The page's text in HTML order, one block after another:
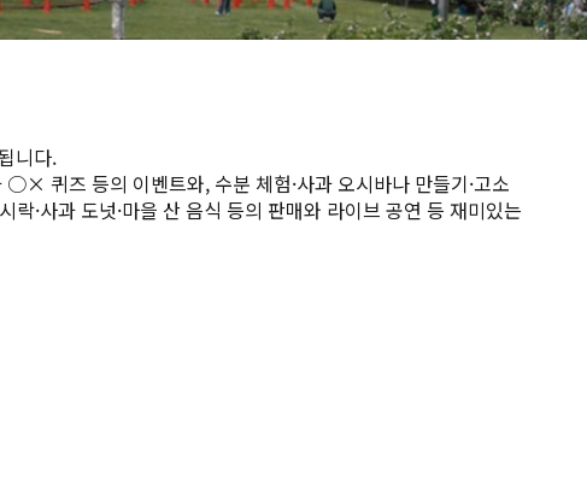
니다.
○× 퀴즈 등의 이벤트와, 수분 체험·사과 오시바나 만들기·고소
·사과 도넛·마을 산 음식 등의 판매와 라이브 공연 등 재미있는